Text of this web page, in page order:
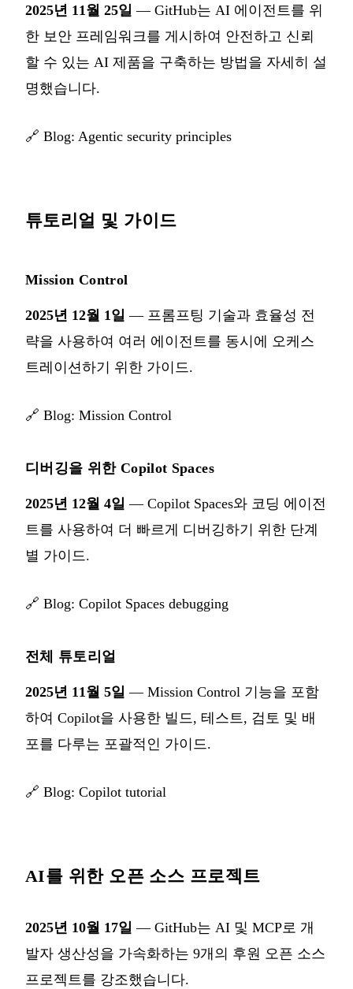
2025년 11월 25일 — GitHub는 AI 에이전트를 위
한 보안 프레임워크를 게시하여 안전하고 신뢰
할 수 있는 AI 제품을 구축하는 방법을 자세히 설
명했습니다.
🔗 Blog: Agentic security principles
튜토리얼 및 가이드
Mission Control
2025년 12월 1일 — 프롬프팅 기술과 효율성 전
략을 사용하여 여러 에이전트를 동시에 오케스
트레이션하기 위한 가이드.
🔗 Blog: Mission Control
디버깅을 위한 Copilot Spaces
2025년 12월 4일 — Copilot Spaces와 코딩 에이전
트를 사용하여 더 빠르게 디버깅하기 위한 단계
별 가이드.
🔗 Blog: Copilot Spaces debugging
전체 튜토리얼
2025년 11월 5일 — Mission Control 기능을 포함
하여 Copilot을 사용한 빌드, 테스트, 검토 및 배
포를 다루는 포괄적인 가이드.
🔗 Blog: Copilot tutorial
AI를 위한 오픈 소스 프로젝트
2025년 10월 17일 — GitHub는 AI 및 MCP로 개
발자 생산성을 가속화하는 9개의 후원 오픈 소스
프로젝트를 강조했습니다.